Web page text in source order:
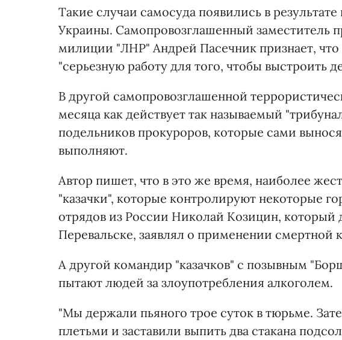
Такие случаи самосуда появились в
Украины. Самопровозглашенный заместитель
милиции "ЛНР" Андрей Пасечник признает, что
"серьезную работу для того, чтобы выстроить
В другой самопровозглашенной
месяца как действует так называемый
подельников прокуроров, которые сами
выполняют.
Автор пишет, что в это же время, наиболее
"казачки", которые контролируют некоторые
отрядов из России Николай Козицин, который
Перевальске, заявлял о применении смертной
А другой командир "казачков" с позывным
пытают людей за злоупотребления алкоголем.
"Мы держали пьяного трое суток в тюрьме.
плетьми и заставили выпить два стакана